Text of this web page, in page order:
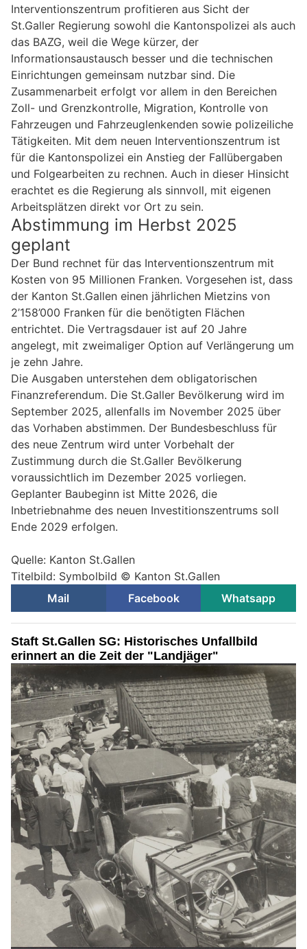
Interventionszentrum profitieren aus Sicht der
St.Galler Regierung sowohl die Kantonspolizei als auch
das BAZG, weil die Wege kürzer, der
Informationsaustausch besser und die technischen
Einrichtungen gemeinsam nutzbar sind. Die
Zusammenarbeit erfolgt vor allem in den Bereichen
Zoll- und Grenzkontrolle, Migration, Kontrolle von
Fahrzeugen und Fahrzeuglenkenden sowie polizeiliche
Tätigkeiten. Mit dem neuen Interventionszentrum ist
für die Kantonspolizei ein Anstieg der Fallübergaben
und Folgearbeiten zu rechnen. Auch in dieser Hinsicht
erachtet es die Regierung als sinnvoll, mit eigenen
Arbeitsplätzen direkt vor Ort zu sein.
Abstimmung im Herbst 2025
geplant
Der Bund rechnet für das Interventionszentrum mit
Kosten von 95 Millionen Franken. Vorgesehen ist, dass
der Kanton St.Gallen einen jährlichen Mietzins von
2’158’000 Franken für die benötigten Flächen
entrichtet. Die Vertragsdauer ist auf 20 Jahre
angelegt, mit zweimaliger Option auf Verlängerung um
je zehn Jahre.
Die Ausgaben unterstehen dem obligatorischen
Finanzreferendum. Die St.Galler Bevölkerung wird im
September 2025, allenfalls im November 2025 über
das Vorhaben abstimmen. Der Bundesbeschluss für
des neue Zentrum wird unter Vorbehalt der
Zustimmung durch die St.Galler Bevölkerung
voraussichtlich im Dezember 2025 vorliegen.
Geplanter Baubeginn ist Mitte 2026, die
Inbetriebnahme des neuen Investitionszentrums soll
Ende 2029 erfolgen.
Quelle: Kanton St.Gallen
Titelbild: Symbolbild © Kanton St.Gallen
Mail
Facebook Whatsapp
Staft St.Gallen SG: Historisches Unfallbild
erinnert an die Zeit der "Landjäger"